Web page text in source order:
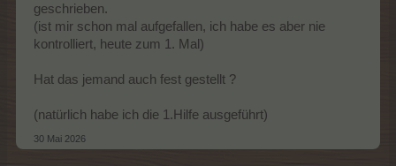
geschrieben.
(ist mir schon mal aufgefallen, ich habe es aber nie
kontrolliert, heute zum 1. Mal)
Hat das jemand auch fest gestellt ?
(natürlich habe ich die 1.Hilfe ausgeführt)
30 Mai 2026